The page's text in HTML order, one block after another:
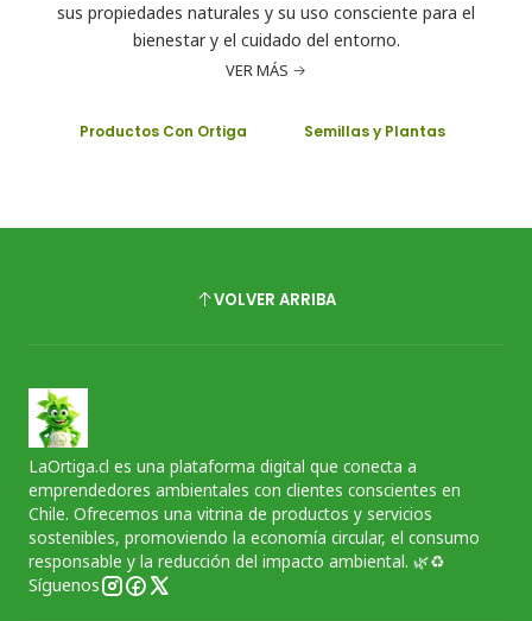
sus propiedades naturales y su uso consciente para el
bienestar y el cuidado del entorno.
VER MÁS
Productos Con Ortiga Semillas y Plantas
VOLVER ARRIBA
LaOrtiga.cl es una plataforma digital que conecta a
emprendedores ambientales con clientes conscientes en
Chile. Ofrecemos una vitrina de productos y servicios
sostenibles, promoviendo la economía circular, el consumo
responsable y la reducción del impacto ambiental. 🌿♻️
Síguenos